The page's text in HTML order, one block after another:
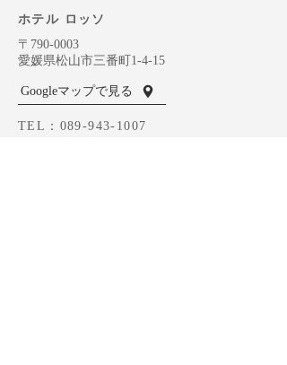
ホテル ロッソ
〒790-0003
愛媛県松山市三番町1-4-15
Googleマップで見る
TEL：089-943-1007